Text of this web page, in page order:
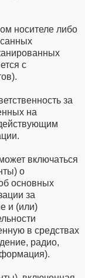
носителе либо
с
за
на
включаться
о
основных
за
и (или)
в средствах
радио,